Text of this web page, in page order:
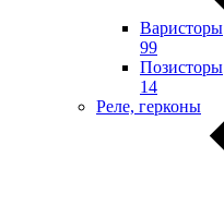
Варисторы
99
Позисторы
14
Реле, герконы